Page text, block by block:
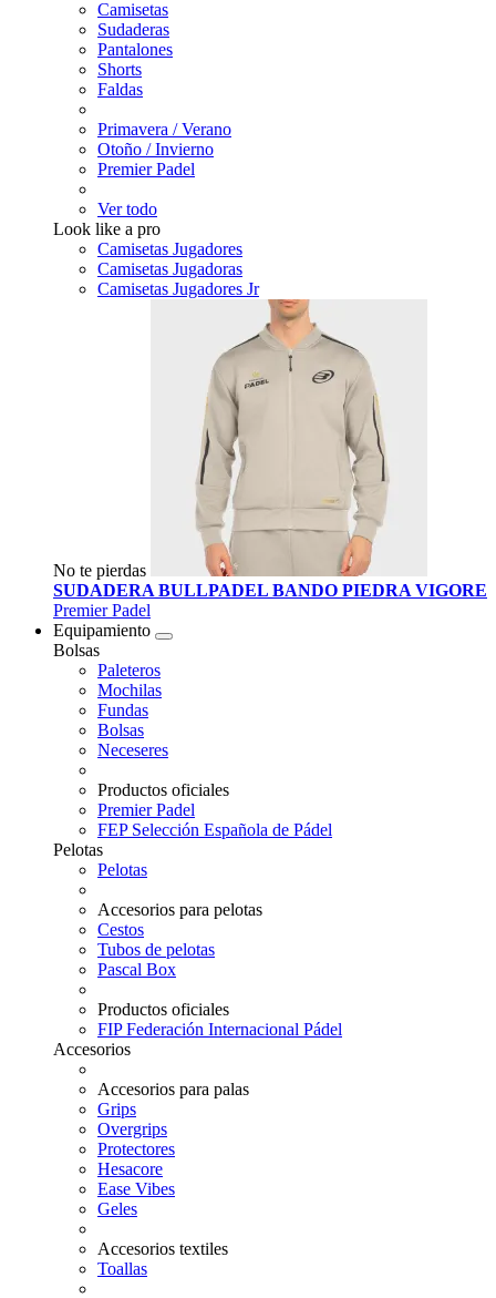
Camisetas
Sudaderas
Pantalones
Shorts
Faldas
Primavera / Verano
Otoño / Invierno
Premier Padel
Ver todo
Look like a pro
Camisetas Jugadores
Camisetas Jugadoras
Camisetas Jugadores Jr
No te pierdas
SUDADERA BULLPADEL BANDO PIEDRA VIGORE
Premier Padel
Equipamiento
Bolsas
Paleteros
Mochilas
Fundas
Bolsas
Neceseres
Productos oficiales
Premier Padel
FEP Selección Española de Pádel
Pelotas
Pelotas
Accesorios para pelotas
Cestos
Tubos de pelotas
Pascal Box
Productos oficiales
FIP Federación Internacional Pádel
Accesorios
Accesorios para palas
Grips
Overgrips
Protectores
Hesacore
Ease Vibes
Geles
Accesorios textiles
Toallas